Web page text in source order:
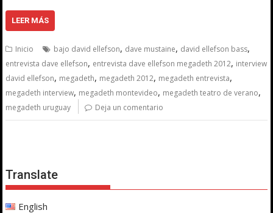
LEER MÁS
Inicio bajo david ellefson, dave mustaine, david ellefson bass,
entrevista dave ellefson, entrevista dave ellefson megadeth 2012, interview
david ellefson, megadeth, megadeth 2012, megadeth entrevista,
megadeth interview, megadeth montevideo, megadeth teatro de verano,
megadeth uruguay Deja un comentario
Translate
English